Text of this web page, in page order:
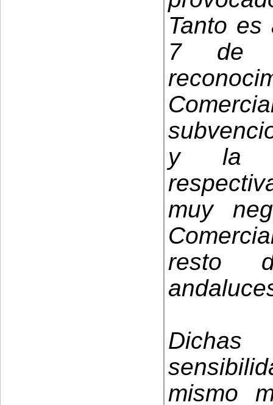
Tanto
7 de
y la
muy
resto
mismo